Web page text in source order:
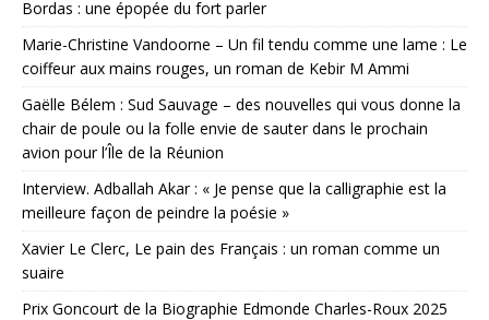
Bordas : une épopée du fort parler
Marie-Christine Vandoorne – Un fil tendu comme une lame : Le
coiffeur aux mains rouges, un roman de Kebir M Ammi
Gaëlle Bélem : Sud Sauvage – des nouvelles qui vous donne la
chair de poule ou la folle envie de sauter dans le prochain
avion pour l’Île de la Réunion
Interview. Adballah Akar : « Je pense que la calligraphie est la
meilleure façon de peindre la poésie »
Xavier Le Clerc, Le pain des Français : un roman comme un
suaire
Prix Goncourt de la Biographie Edmonde Charles-Roux 2025